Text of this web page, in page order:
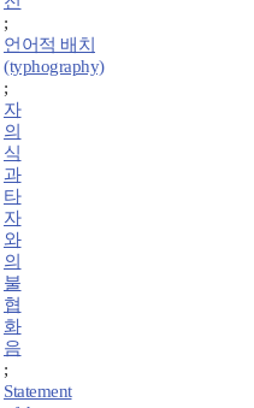
;
언어적 배치
(typhography)
;
자
의
식
과
타
자
와
의
불
협
화
음
;
Statement